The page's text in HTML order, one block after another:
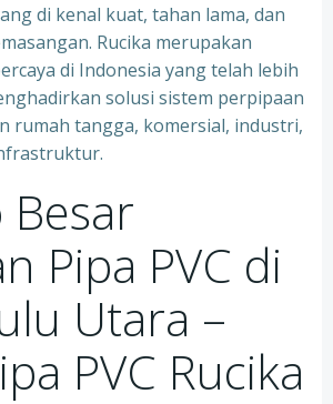
di kenal kuat, tahan lama, dan
Rucika merupakan
di Indonesia yang telah lebih
solusi sistem perpipaan
rumah tangga, komersial, industri,
Pipa PVC di
Utara –
PVC Rucika